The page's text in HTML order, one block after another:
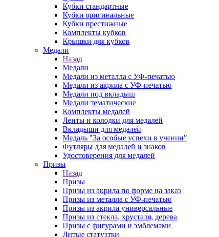
Кубки стандартные
Кубки оригинальные
Кубки престижные
Комплекты кубков
Крышки для кубков
Медали
Назад
Медали
Медали из металла с УФ-печатью
Медали из акрила с УФ-печатью
Медали под вкладыш
Медали тематические
Комплекты медалей
Ленты и колодки для медалей
Вкладыши для медалей
Медаль "За особые успехи в учении"
Футляры для медалей и знаков
Удостоверения для медалей
Призы
Назад
Призы
Призы из акрила по форме на заказ
Призы из металла с УФ-печатью
Призы из акрила универсальные
Призы из стекла, хрусталя, дерева
Призы с фигурами и эмблемами
Литые статуэтки